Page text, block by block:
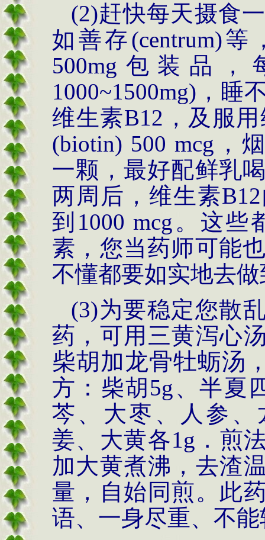
(2)赶快每天摄食
如善存(centrum)等
500mg 包装品，
1000~1500mg) ，睡
维生素B12 ，及服
(biotin) 500 mcg ，
一颗，最好配鲜乳
两周后，维生素B12
到 1000 mcg 。这些
素，您当药师可能
不懂都要如实地去
(3)为要稳定您散
药，可用三黄泻心
柴胡加龙骨牡蛎汤
方：柴胡 5g 、半夏
芩、大枣、人参
姜、大黄各1g ．煎
加大黄煮沸，去渣
量，自始同煎。此
语、一身尽重、不